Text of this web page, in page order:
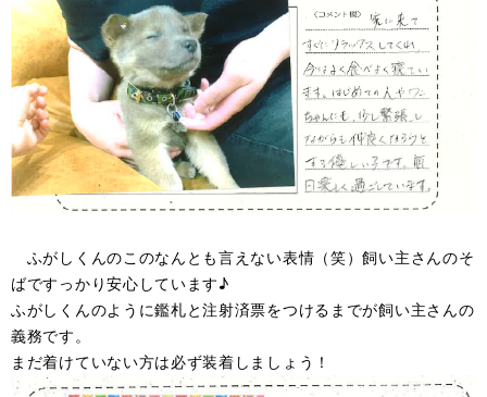
ふがしくんのこのなんとも言えない表情（笑）飼い主さんのそ
ばですっかり安心しています♪
ふがしくんのように鑑札と注射済票をつけるまでが飼い主さんの
義務です。
まだ着けていない方は必ず装着しましょう！